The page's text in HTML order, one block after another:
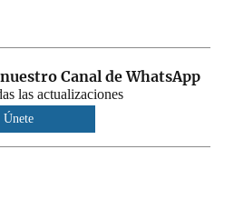
Canal de WhatsApp
las actualizaciones
Únete